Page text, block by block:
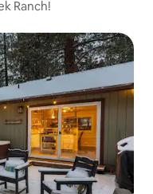
Ranch!